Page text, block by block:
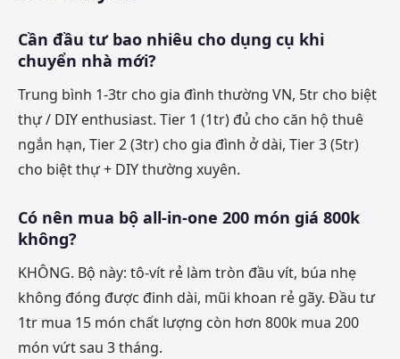
Cần đầu tư bao nhiêu cho dụng cụ khi
chuyển nhà mới?
Trung bình 1-3tr cho gia đình thường VN, 5tr cho biệt
thự / DIY enthusiast. Tier 1 (1tr) đủ cho căn hộ thuê
ngắn hạn, Tier 2 (3tr) cho gia đình ở dài, Tier 3 (5tr)
cho biệt thự + DIY thường xuyên.
Có nên mua bộ all-in-one 200 món giá 800k
không?
KHÔNG. Bộ này: tô-vít rẻ làm tròn đầu vít, búa nhẹ
không đóng được đinh dài, mũi khoan rẻ gãy. Đầu tư
1tr mua 15 món chất lượng còn hơn 800k mua 200
món vứt sau 3 tháng.